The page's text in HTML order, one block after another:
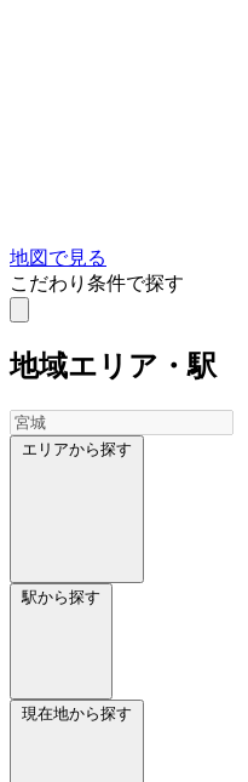
地図で見る
こだわり条件で探す
地域エリア・駅
エリアから探す
駅から探す
現在地から探す